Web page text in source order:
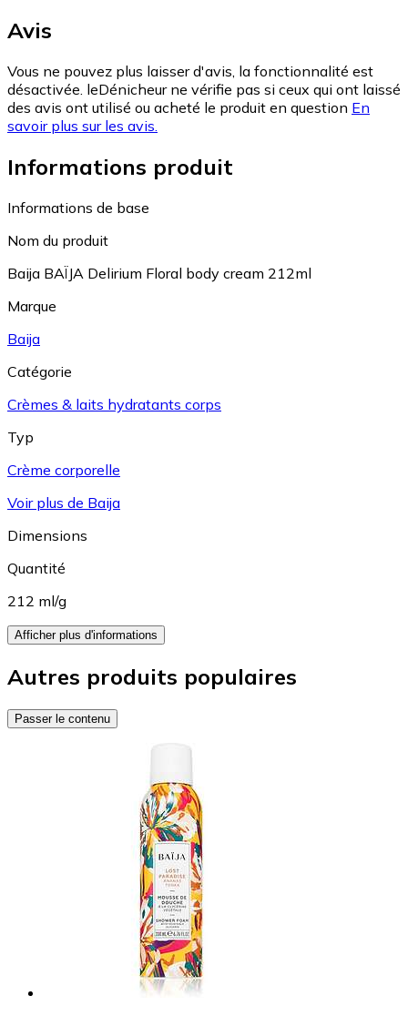
Avis
Vous ne pouvez plus laisser d'avis, la fonctionnalité est
désactivée. leDénicheur ne vérifie pas si ceux qui ont laissé
des avis ont utilisé ou acheté le produit en question En
savoir plus sur les avis.
Informations produit
Informations de base
Nom du produit
Baija BAÏJA Delirium Floral body cream 212ml
Marque
Baija
Catégorie
Crèmes & laits hydratants corps
Typ
Crème corporelle
Voir plus de Baija
Dimensions
Quantité
212 ml/g
Afficher plus d'informations
Autres produits populaires
Passer le contenu